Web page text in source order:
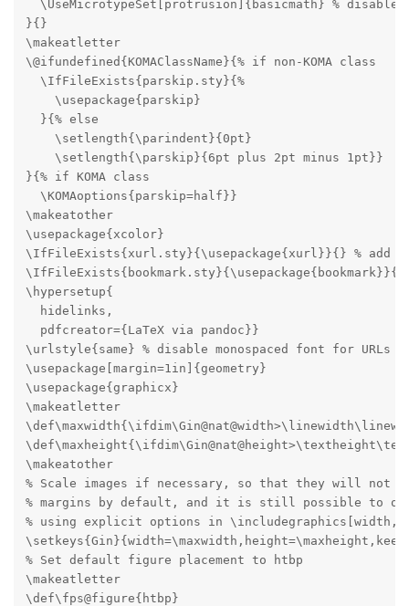
\UseMicrotypeSet[protrusion]{basicmath} % disable
}{}
\makeatletter
\@ifundefined{KOMAClassName}{% if non-KOMA class
  \IfFileExists{parskip.sty}{%
    \usepackage{parskip}
  }{% else
    \setlength{\parindent}{0pt}
    \setlength{\parskip}{6pt plus 2pt minus 1pt}}
}{% if KOMA class
  \KOMAoptions{parskip=half}}
\makeatother
\usepackage{xcolor}
\IfFileExists{xurl.sty}{\usepackage{xurl}}{} % add
\hypersetup{
  hidelinks,
  pdfcreator={LaTeX via pandoc}}
\urlstyle{same} % disable monospaced font for URLs
\usepackage[margin=1in]{geometry}
\usepackage{graphicx}
\makeatletter
\makeatother
% Scale images if necessary, so that they will not
% margins by default, and it is still possible to
% using explicit options in
% Set default figure placement to htbp
\makeatletter
\def\fps@figure{htbp}